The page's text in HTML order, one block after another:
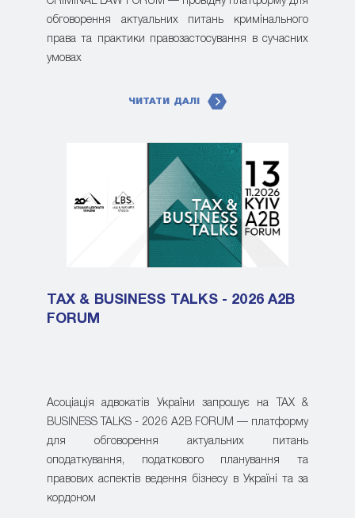
обговорення актуальних питань кримінального
права та практики правозастосування в сучасних
умовах
ЧИТАТИ ДАЛІ
TAX & BUSINESS TALKS - 2026 A2B
FORUM
Асоціація адвокатів України запрошує на TAX &
BUSINESS TALKS - 2026 A2B FORUM — платформу
для обговорення актуальних питань
оподаткування, податкового планування та
правових аспектів ведення бізнесу в Україні та за
кордоном